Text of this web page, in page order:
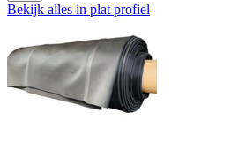
Bekijk alles in plat profiel